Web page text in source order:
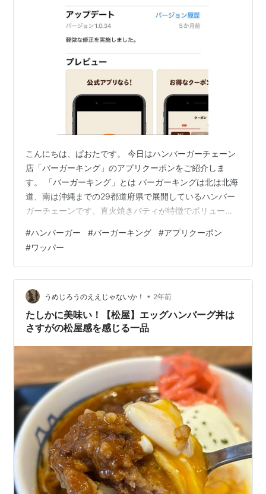
こんにちは、ぱおたです。 今日はハンバーガーチェーン
店「バーガーキング」のアプリクーポンをご紹介しま
す。 「バーガーキング」とは バーガーキングは北は北海
道、南は沖縄までの29都道府県で展開しているハンバー
ガーチェーンです。直火焼きパティが特徴でボリューム
のハンバーガーや期間限定メニューも販売しています。
「ワッパー」シリーズや期間限定メニューは全体的にか
なりボリューム感があり、他のハンバーガーチェーンの
セットでは物足りない方でも満足感があると思います。
バーガーキング®公式サイト アプリクーポンとは バーガ
ーキングでは公式アプリを配信していて、…
#ハンバーガー #バーガーキング #アプリクーポン
#ワッパー
うめじろうのええじゃないか！ • 2年前
たしかに美味い！【松屋】エッグハンバーグ丼は
さすがの松屋感を感じる一品